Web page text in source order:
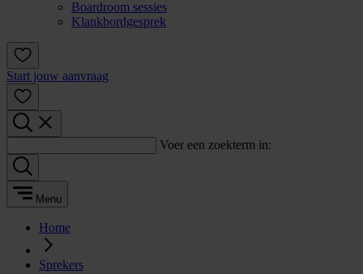
Boardroom sessies
Klankbordgesprek
Start jouw aanvraag
Voer een zoekterm in:
Menu
Home
Sprekers